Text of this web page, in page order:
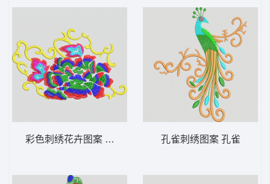
彩色刺绣花卉图案 靓花 孔雀刺绣图案 孔雀